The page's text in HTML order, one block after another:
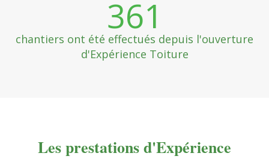
361
chantiers ont été effectués depuis l'ouverture
d'Expérience Toiture
Les prestations d'Expérience